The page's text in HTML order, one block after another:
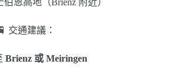
伯恩高地（Brienz 附近）
交通建議：
Brienz 或 Meiringen